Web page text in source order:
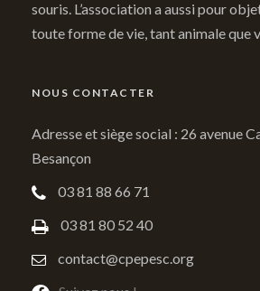
souris. L’association a aussi pour
toute forme de vie, tant animale que
NOUS CONTACTER
Adresse et siège social : 26 avenue
Besançon
03 81 88 66 71
03 81 80 52 40
contact@cpepesc.org